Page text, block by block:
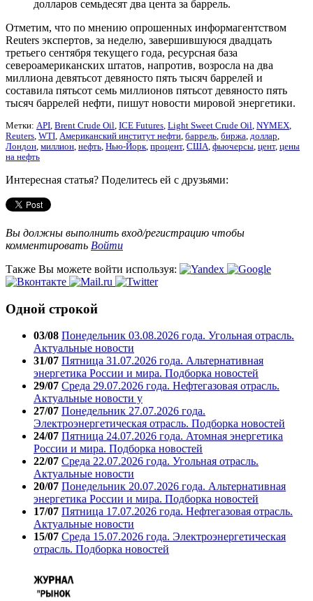
долларов семьдесят два цента за баррель.
Отметим, что по мнению опрошенных информагентством
Reuters экспертов, за неделю, завершившуюся двадцать
третьего сентября текущего года, ресурсная база
североамериканских штатов, напротив, возросла на два
миллиона девятьсот девяносто пять тысяч баррелей и
составила пятьсот семь миллионов пятьсот девяносто пять
тысяч баррелей нефти, пишут новости мировой энергетики.
Метки: API, Brent Crude Oil, ICE Futures, Light Sweet Crude Oil, NYMEX,
Reuters, WTI, Американский институт нефти, баррель, биржа, доллар,
Лондон, миллион, нефть, Нью-Йорк, процент, США, фьючерсы, цент, цены
на нефть
Интересная статья? Поделитесь ей с друзьями:
Вы должны выполнить вход/регистрацию чтобы
комментировать Войти
Также Вы можете войти используя:
Одной строкой
03/08 Понедельник 03.08.2026 года. Угольная отрасль.
Актуальные новости
31/07 Пятница 31.07.2026 года. Альтернативная
энергетика России и мира. Подборка новостей
29/07 Среда 29.07.2026 года. Нефтегазовая отрасль.
Актуальные новости у
27/07 Понедельник 27.07.2026 года.
Электроэнергетическая отрасль. Подборка новостей
24/07 Пятница 24.07.2026 года. Атомная энергетика
России и мира. Подборка новостей
22/07 Среда 22.07.2026 года. Угольная отрасль.
Актуальные новости
20/07 Понедельник 20.07.2026 года. Альтернативная
энергетика России и мира. Подборка новостей
17/07 Пятница 17.07.2026 года. Нефтегазовая отрасль.
Актуальные новости
15/07 Среда 15.07.2026 года. Электроэнергетическая
отрасль. Подборка новостей